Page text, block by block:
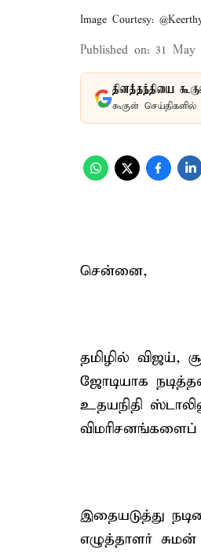
Image Courtesy:
Published on: 31 May
தினத்தந்தியை
கூகுள்
சென்னை,
தமிழில் விஜய்,
ஜோடியாக
உதயநிதி
விமரிசனங்களைப்
இதையடுத்து
எழுத்தாளர்